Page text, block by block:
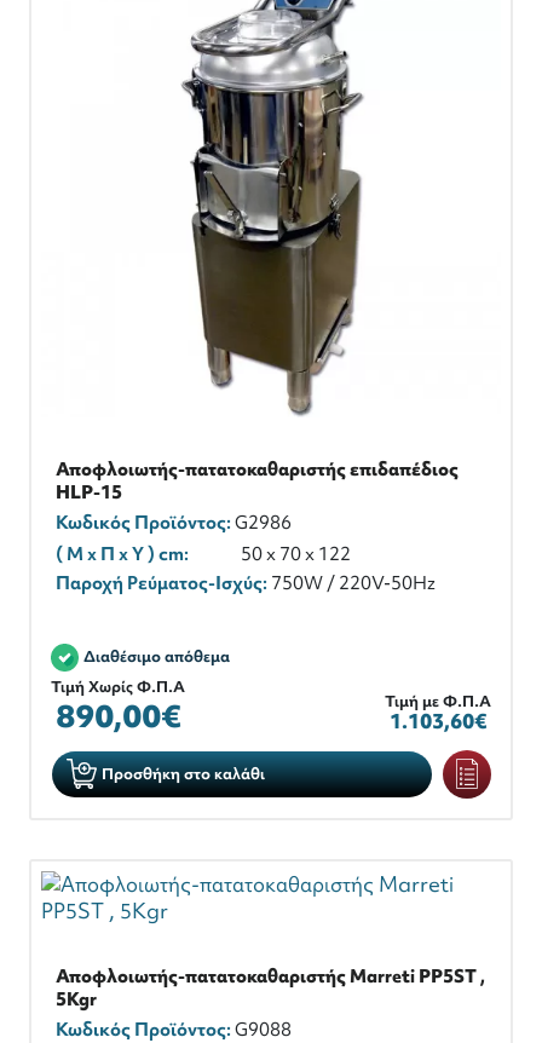
Αποφλοιωτής-πατατοκαθαριστής επιδαπέδιος
HLP-15
Κωδικός Προϊόντος:G2986
( M x Π x Y ) cm:
50 x 70 x 122
Παροχή Ρεύματος-Ισχύς: 750W / 220V-50Hz
Διαθέσιμο απόθεμα
Τιμή Χωρίς Φ.Π.Α
890,00€ Τιμή με Φ.Π.Α
1.103,60€
Προσθήκη στο καλάθι
Αποφλοιωτής-πατατοκαθαριστής Marreti PP5ST ,
5Kgr
Κωδικός Προϊόντος:G9088